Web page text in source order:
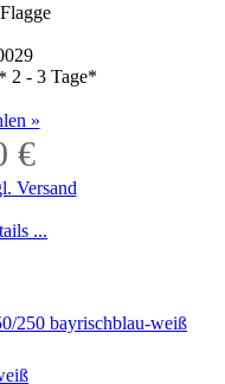
2 - 3 Tage*
»
€
Versand
...